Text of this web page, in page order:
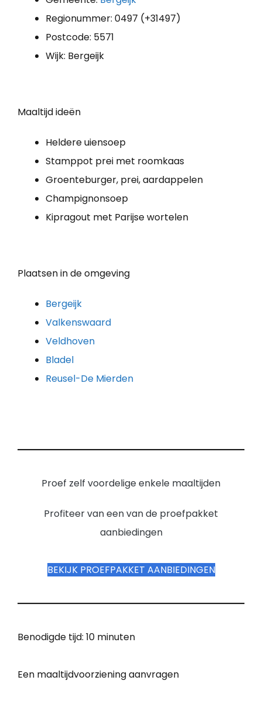
Regionummer: 0497 (+31497)
Postcode: 5571
Wijk: Bergeijk
Maaltijd ideën
Heldere uiensoep
Stamppot prei met roomkaas
Groenteburger, prei, aardappelen
Champignonsoep
Kipragout met Parijse wortelen
Plaatsen in de omgeving
Bergeijk
Valkenswaard
Veldhoven
Bladel
Reusel-De Mierden
Proef zelf voordelige enkele maaltijden
Profiteer van een van de proefpakket
aanbiedingen
BEKIJK PROEFPAKKET AANBIEDINGEN
Benodigde tijd: 10 minuten
Een maaltijdvoorziening aanvragen